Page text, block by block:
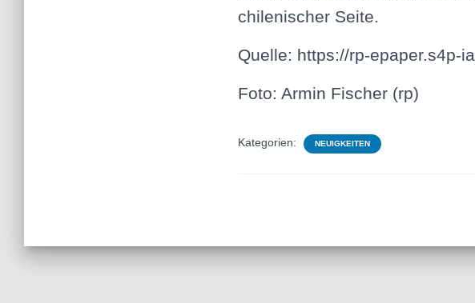
chilenischer Seite.
Quelle: https://rp-epaper.s4p-
Foto: Armin Fischer (rp)
Kategorien: NEUIGKEITEN